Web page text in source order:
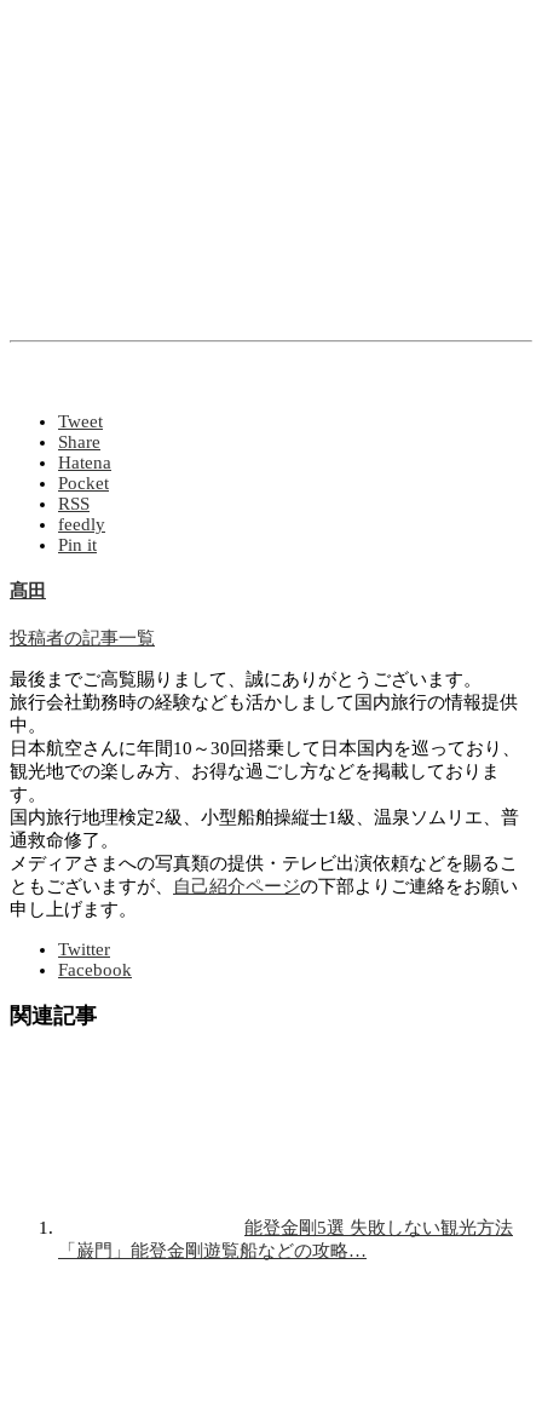
Tweet
Share
Hatena
Pocket
RSS
feedly
Pin it
髙田
投稿者の記事一覧
最後までご高覧賜りまして、誠にありがとうございます。
旅行会社勤務時の経験なども活かしまして国内旅行の情報提供
中。
日本航空さんに年間10～30回搭乗して日本国内を巡っており、
観光地での楽しみ方、お得な過ごし方などを掲載しておりま
す。
国内旅行地理検定2級、小型船舶操縦士1級、温泉ソムリエ、普
通救命修了。
メディアさまへの写真類の提供・テレビ出演依頼などを賜るこ
ともございますが、
自己紹介ページの下部よりご連絡をお願い
申し上げます。
Twitter
Facebook
関連記事
能登金剛5選 失敗しない観光方法
「巌門」能登金剛遊覧船などの攻略…